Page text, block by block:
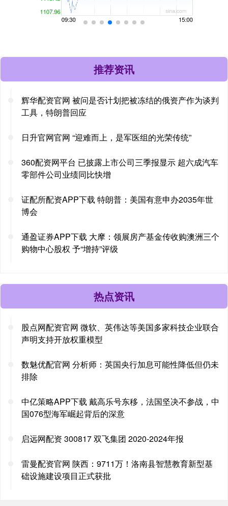
推荐资讯
辉华配资官网 被问是否计划把被冻结的俄资产作为谈判
工具，特朗普回应
日升官网官网 “迎难而上，是军医组的光荣传统”
360配资网平台 已披露上市公司三季报显示 超六成汽车
零部件公司业绩同比快增
证配所配资APP下载 特朗普：美国有意申办2035年世
博会
通盈证券APP下载 大摩：领展房产基金传收购澳洲三个
购物中心股权 予“增持”评级
热点资讯
股点网配资官网 微软、英伟达等美国多家科技企业联合
声明支持开放权重模型
数魅优配官网 分析师：英国央行加息可能性降低但仍未
排除
中亿策略APP下载 戴高乐号东移，法国坚决不参战，中
国076型海军崛起背后的深意
启远网配资 300817 双飞集团 2020-2024年报
雷曼配资官网 陕西：9711万！洛南县智慧教育新型基
础设施建设项目正式获批